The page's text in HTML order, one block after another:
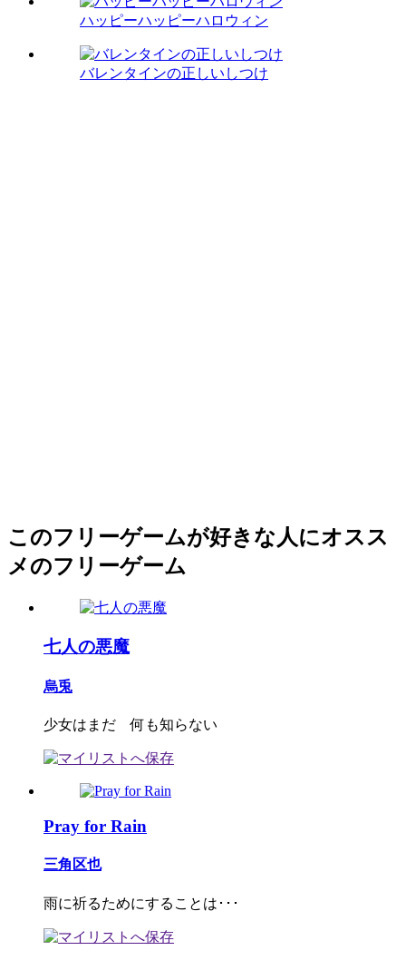
ハッピーハッピーハロウィン
バレンタインの正しいしつけ
このフリーゲームが好きな人にオスス
メのフリーゲーム
七人の悪魔
烏兎
少女はまだ 何も知らない
Pray for Rain
三角区也
雨に祈るためにすることは･･･